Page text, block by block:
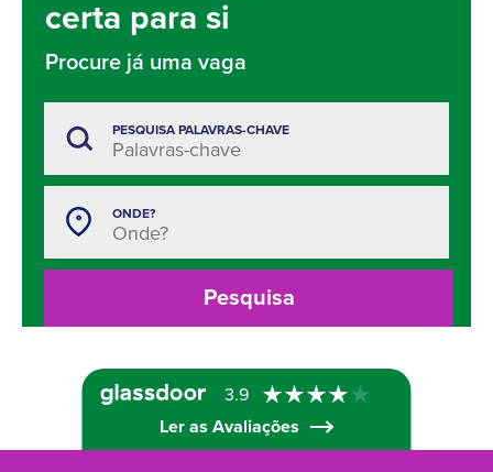
certa para si
Procure já uma vaga
PESQUISA PALAVRAS-CHAVE
ONDE?
Pesquisa
3.9
Ler as Avaliações